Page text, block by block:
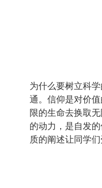
为什么要树立科
通。信仰是对价
限的生命去换取
的动力，是自发
质的阐述让同学们